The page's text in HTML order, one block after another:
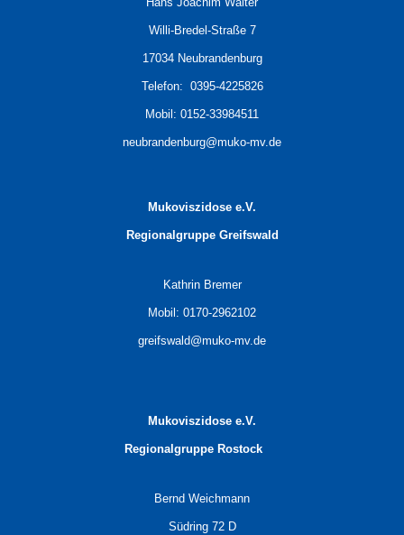
Willi-Bredel-Straße 7
17034 Neubrandenburg
Telefon: 0395-4225826
Mobil: 0152-33984511
neubrandenburg@muko-mv.de
Mukoviszidose e.V.
Regionalgruppe Greifswald
Kathrin Bremer
Mobil: 0170-2962102
greifswald@muko-mv.de
Mukoviszidose e.V.
Regionalgruppe Rostock
Bernd Weichmann
Südring 72 D